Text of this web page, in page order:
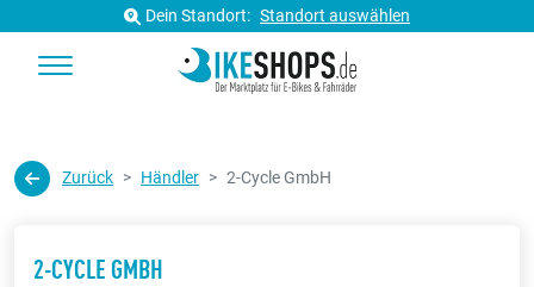
Dein Standort: Standort auswählen
Zurück Händler 2-Cycle GmbH
2-CYCLE GMBH